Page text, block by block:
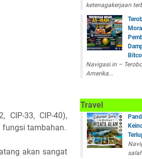
CIP-33, CIP-40),
fungsi tambahan.
akan sangat
ketenagakerjaan
Navigasi.in –
Amerika...
Travel